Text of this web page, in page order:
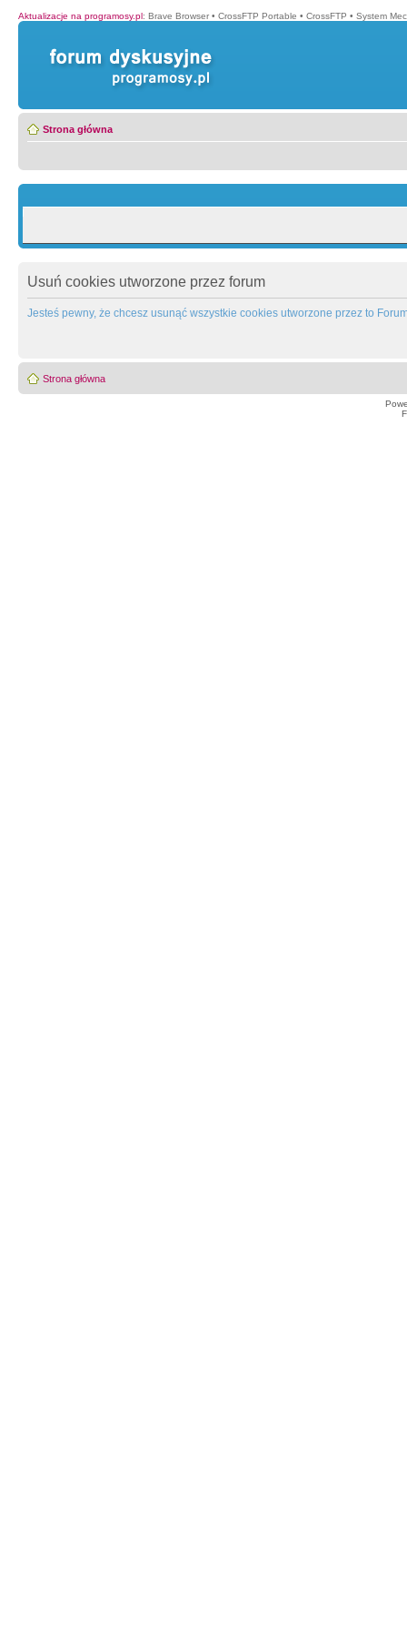
Aktualizacje na programosy.pl: Brave Browser • CrossFTP Portable • CrossFTP • System
Strona główna
Usuń cookies utworzone przez forum
Jesteś pewny, że chcesz usunąć wszystkie cookies utworzone przez to
Strona główna